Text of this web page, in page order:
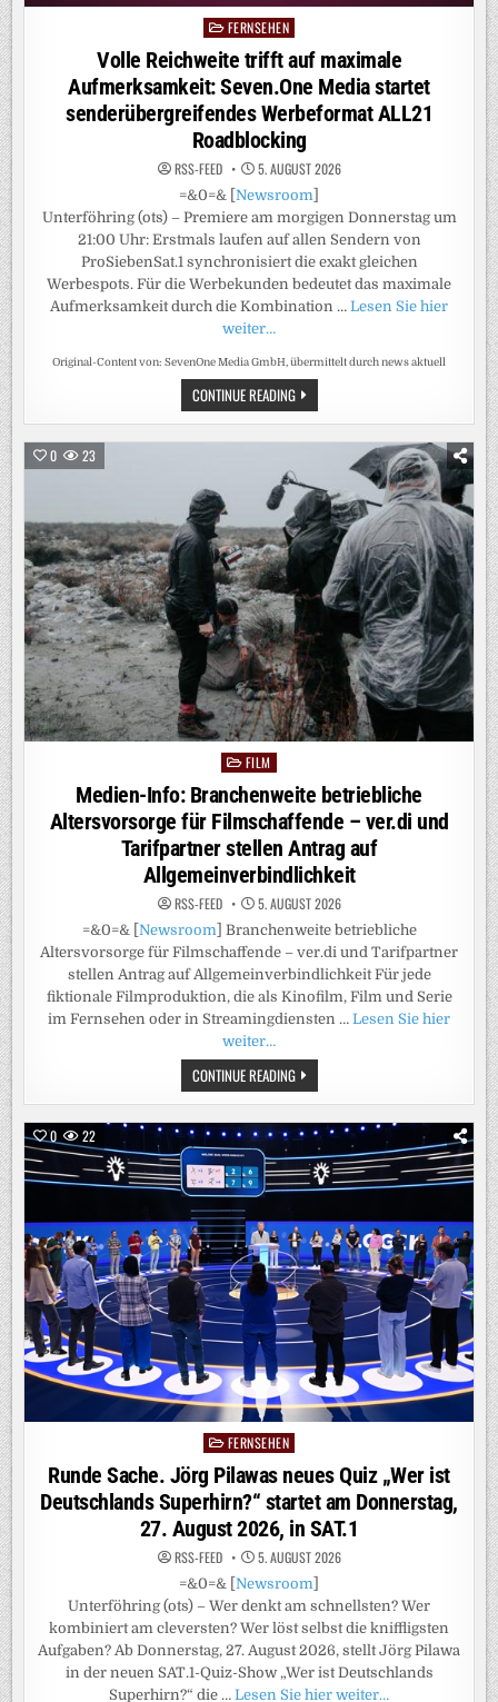
„BEAUTY
THE
NERD“
PostedFERNSEHEN
Volle Reichweite trifft auf maximale
Aufmerksamkeit: Seven.One Media startet
senderübergreifendes Werbeformat ALL21
Roadblocking
RSS-FEED 5. AUGUST 2026
=&0=& [ Newsroom
Unterföhring (ots) – Premiere am morgigen Donnerstag um
21:00 Uhr: Erstmals laufen auf allen Sendern von
ProSiebenSat.1 synchronisiert die exakt gleichen
Werbespots. Für die Werbekunden bedeutet das maximale
Aufmerksamkeit durch die Kombination … Lesen Sie hier
weiter…
Original-Content von: SevenOne Media GmbH, übermittelt durch news aktuell
CONTINUE READINGVOLLE
REICHWEITE
TRIFFT
AUFMERKSAMKEIT:
SEVEN.ONE
MEDIA
STARTET
SENDERÜBERGREIFENDES
WERBEFORMAT
ALL21
ROADBLOCKING
0 23
Posted
FILM
Medien-Info: Branchenweite betriebliche
Altersvorsorge für Filmschaffende – ver.di und
Tarifpartner stellen Antrag auf
Allgemeinverbindlichkeit
RSS-FEED 5. AUGUST 2026
=&0=& [ Newsroom ] Branchenweite betriebliche
Altersvorsorge für Filmschaffende – ver.di und Tarifpartner
stellen Antrag auf Allgemeinverbindlichkeit Für jede
fiktionale Filmproduktion, die als Kinofilm, Film und Serie
im Fernsehen oder in Streamingdiensten … Lesen Sie hier
weiter…
CONTINUE READINGMEDIEN-
INFO:
BRANCHENWEITE
ALTERSVORSORGE
FÜR
FILMSCHAFFENDE
–
VER.DI
TARIFPARTNER
STELLEN
ANTRAG
AUF
ALLGEMEINVERBINDLICHKEIT
0 22
Posted
in
FERNSEHEN
Runde Sache. Jörg Pilawas neues Quiz „Wer ist
Deutschlands Superhirn?“ startet am Donnerstag,
27. August 2026, in SAT.1
RSS-FEED 5. AUGUST 2026
=&0=& [ Newsroom
Unterföhring (ots) – Wer denkt am schnellsten? Wer
kombiniert am cleversten? Wer löst selbst die kniffligsten
Aufgaben? Ab Donnerstag, 27. August 2026, stellt Jörg Pilawa
in der neuen SAT.1-Quiz-Show „Wer ist Deutschlands
Superhirn?“ die … Lesen Sie hier weiter…